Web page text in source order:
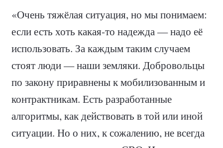
«Очень тяжёлая ситуация, но мы понимаем:
если есть хоть какая-то надежда — надо её
использовать. За каждым таким случаем
стоят люди — наши земляки. Добровольцы
по закону приравнены к мобилизованным и
контрактникам. Есть разработанные
алгоритмы, как действовать в той или иной
ситуации. Но о них, к сожалению, не всегда